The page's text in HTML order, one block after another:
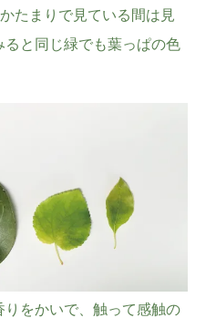
たまりで見ている間は見
ると同じ緑でも葉っぱの色
をかいで、触って感触の